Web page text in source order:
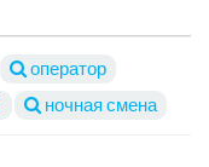
оператор
ночная смена